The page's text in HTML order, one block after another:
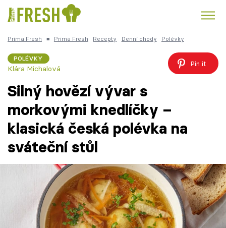
Česká kuchyně
Témata
Články
TV Program
Prima Fresh ■ Prima Fresh Recepty Denní chody Polévky
POLÉVKY
Klára Michalová
Pin it
Silný hovězí vývar s
morkovými knedlíčky –
klasická česká polévka na
sváteční stůl